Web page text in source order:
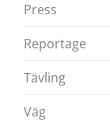
Press
Reportage
Tävling
Väg